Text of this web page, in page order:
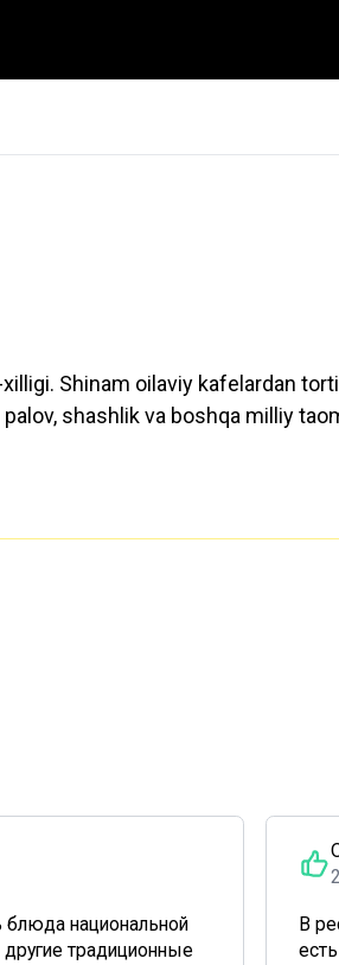
Shinam oilaviy kafelardan
shashlik va boshqa milliy
национальной
традиционные
В